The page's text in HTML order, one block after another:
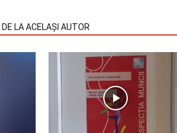
DE LA ACELAȘI AUTOR